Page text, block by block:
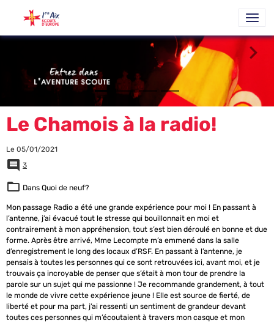
Le Chamois à la radio!
Le 05/01/2021
3
Dans Quoi de neuf?
Mon passage Radio a été une grande expérience pour moi ! En passant à
l’antenne, j’ai évacué tout le stresse qui bouillonnait en moi et
contrairement à mon appréhension, tout s’est bien déroulé en bonne et due
forme. Après être arrivé, Mme Lecompte m’a emmené dans la salle
d’enregistrement le long des locaux d’RSF. En passant à l’antenne, je
pensais à toutes les personnes qui ce sont retrouvées ici, avant moi, et je
trouvais ça incroyable de penser que s’était à mon tour de prendre la
parole sur un sujet qui me passionne ! Je recommande grandement, à tout
le monde de vivre cette expérience jeune ! Elle est source de fierté, de
liberté et pour ma part, j’ai ressenti un sentiment de grandeur devant
toutes ces personnes qui m’écoutaient à travers mon casque et mon